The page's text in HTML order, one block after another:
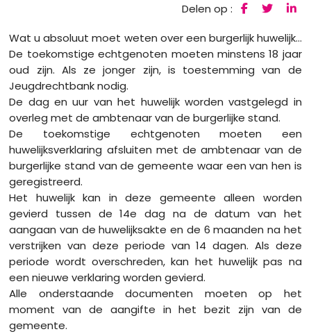
Delen op :
Wat u absoluut moet weten over een burgerlijk huwelijk...
De toekomstige echtgenoten moeten minstens 18 jaar
oud zijn. Als ze jonger zijn, is toestemming van de
Jeugdrechtbank nodig.
De dag en uur van het huwelijk worden vastgelegd in
overleg met de ambtenaar van de burgerlijke stand.
De toekomstige echtgenoten moeten een
huwelijksverklaring afsluiten met de ambtenaar van de
burgerlijke stand van de gemeente waar een van hen is
geregistreerd.
Het huwelijk kan in deze gemeente alleen worden
gevierd tussen de 14e dag na de datum van het
aangaan van de huwelijksakte en de 6 maanden na het
verstrijken van deze periode van 14 dagen. Als deze
periode wordt overschreden, kan het huwelijk pas na
een nieuwe verklaring worden gevierd.
Alle onderstaande documenten moeten op het
moment van de aangifte in het bezit zijn van de
gemeente.